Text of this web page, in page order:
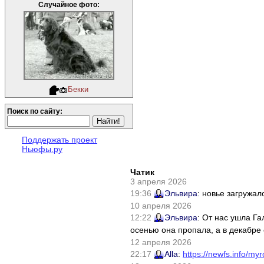
Случайное фото:
Бекки
Поиск по сайту:
Поддержать проект
Ньюфы.ру
Чатик
3 апреля 2026
19:36
Эльвира: новье
10 апреля 2026
12:22
Эльвира: От нас ушла
осенью она пропала, а в
12 апреля 2026
22:17
Alla: https://newfs.info/